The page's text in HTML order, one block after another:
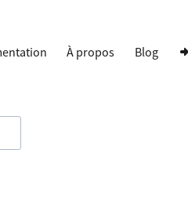
À propos Blog